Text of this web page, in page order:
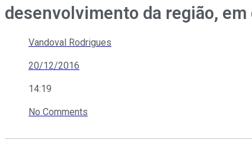
desenvolvimento da região,
Vandoval Rodrigues
20/12/2016
14:19
No Comments